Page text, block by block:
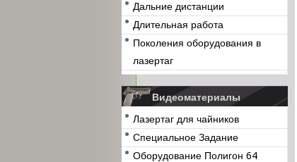
Дальние дистанции
Длительная работа
Поколения оборудования в
лазертаг
Видеоматериалы
Лазертаг для чайников
Специальное Задание
Оборудование Полигон 64